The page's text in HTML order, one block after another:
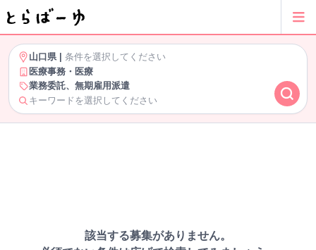
山口県| 条件を選択してください
医療事務・医療
業務委託、無期雇用派遣
キーワードを選択してください
該当する募集がありません。